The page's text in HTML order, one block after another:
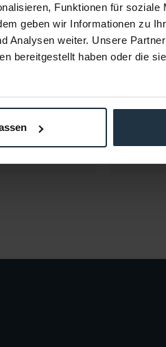
Funktionen für soziale
geben wir Informationen zu
Analysen weiter. Unsere
bereitgestellt haben oder die
100 cm/4
4B
100 cm/4 mm mit
€ 23,21
bitte anfragen
Saveking®